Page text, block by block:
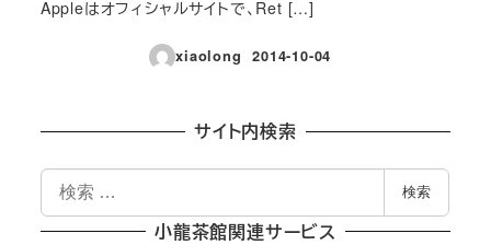
Appleはオフィシャルサイトで、Ret […]
xiaolong
投稿日
2014-10-04
サイト内検索
検
索
検索
小龍茶館関連サービス